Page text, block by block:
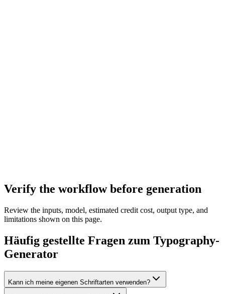
Verify the workflow before generation
Review the inputs, model, estimated credit cost, output type, and
limitations shown on this page.
Häufig gestellte Fragen zum Typography-
Generator
Kann ich meine eigenen Schriftarten verwenden?